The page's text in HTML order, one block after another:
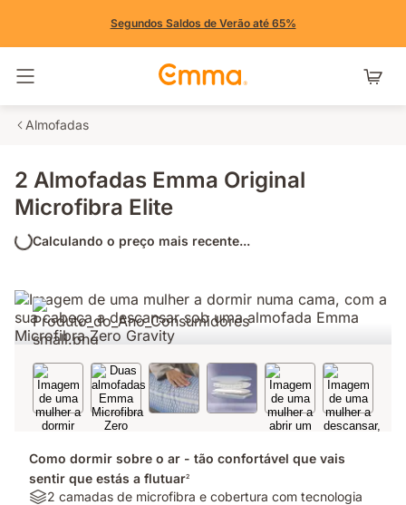
Segundos Saldos de Verão até 65%
Almofadas
2 Almofadas Emma Original
Microfibra Elite
Calculando o preço mais recente...
Como dormir sobre o ar - tão confortável que vais
sentir que estás a flutuar2
Materiais:
2 camadas de microfibra e cobertura com tecnologia